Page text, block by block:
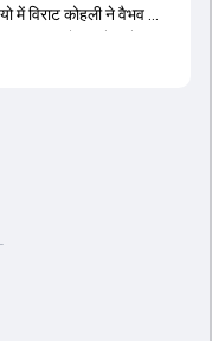
में विराट कोहली ने वैभव को
खत्म।' कोहली ने उन्हें खुद
की सलाह दी। आईपीएल
हैं और अगली वनडे सीरीज में